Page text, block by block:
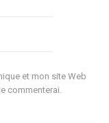
et mon site Web
commenterai.